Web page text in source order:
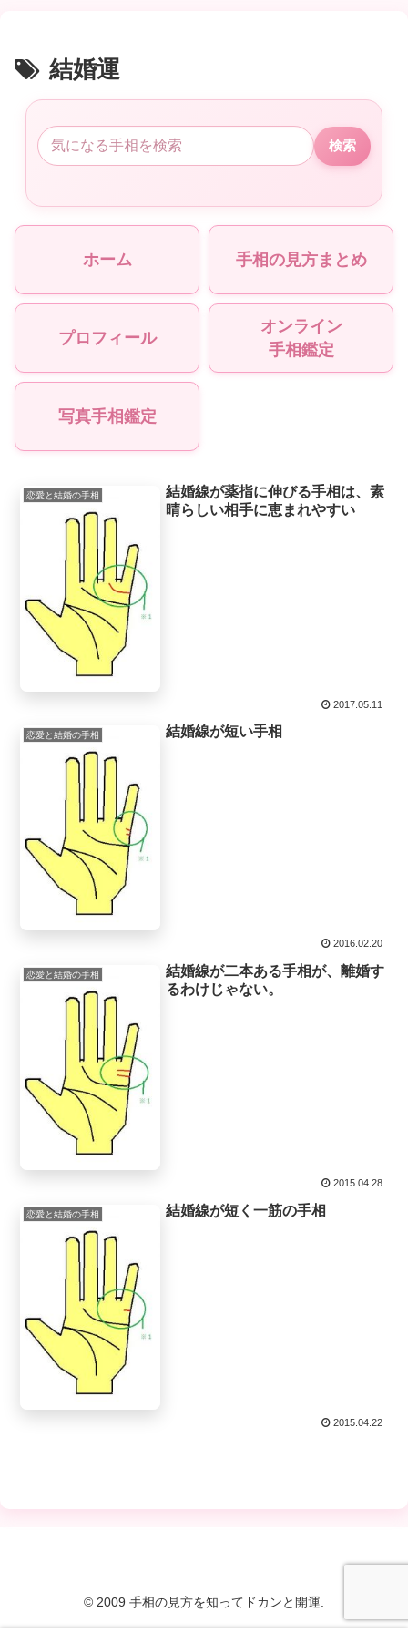
結婚運
検索
ホーム 手相の見方まとめ
プロフィール
オンライン
手相鑑定
写真手相鑑定
恋愛と結婚の手相
結婚線が薬指に伸びる手相は、素
晴らしい相手に恵まれやすい
2017.05.11
恋愛と結婚の手相 結婚線が短い手相
2016.02.20
恋愛と結婚の手相
結婚線が二本ある手相が、離婚す
るわけじゃない。
2015.04.28
恋愛と結婚の手相 結婚線が短く一筋の手相
2015.04.22
© 2009 手相の見方を知ってドカンと開運.